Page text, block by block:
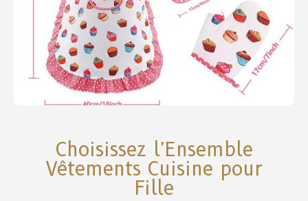
Choisissez l'Ensemble
Vêtements Cuisine pour
Fille